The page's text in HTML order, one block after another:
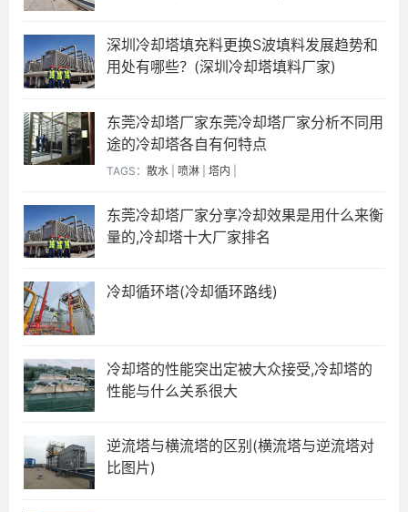
深圳冷却塔填充料更换S波填料发展趋势和
用处有哪些？(深圳冷却塔填料厂家)
东莞冷却塔厂家东莞冷却塔厂家分析不同用
途的冷却塔各自有何特点
TAGS： 散水 喷淋 塔内
东莞冷却塔厂家分享冷却效果是用什么来衡
量的,冷却塔十大厂家排名
冷却循环塔(冷却循环路线)
冷却塔的性能突出定被大众接受,冷却塔的
性能与什么关系很大
逆流塔与横流塔的区别(横流塔与逆流塔对
比图片)